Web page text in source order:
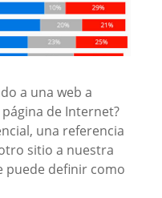
a una web a
de Internet?
una referencia
sitio a nuestra
puede definir como